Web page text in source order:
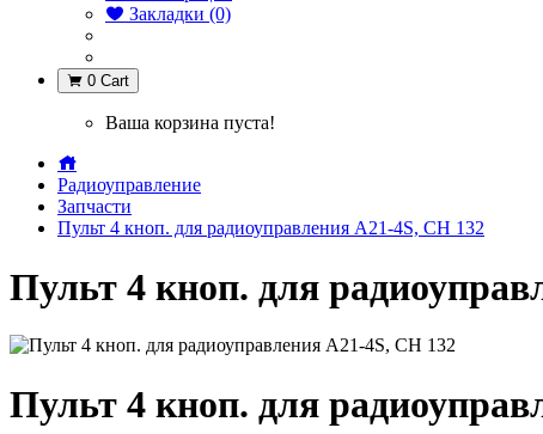
Закладки (0)
0 Cart
Ваша корзина пуста!
Радиоуправление
Запчасти
Пульт 4 кноп. для радиоуправления А21-4S, СН 132
Пульт 4 кноп. для
Пульт 4 кноп. для